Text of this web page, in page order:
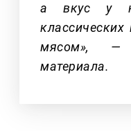
а вкус у
мясом», —
материала.